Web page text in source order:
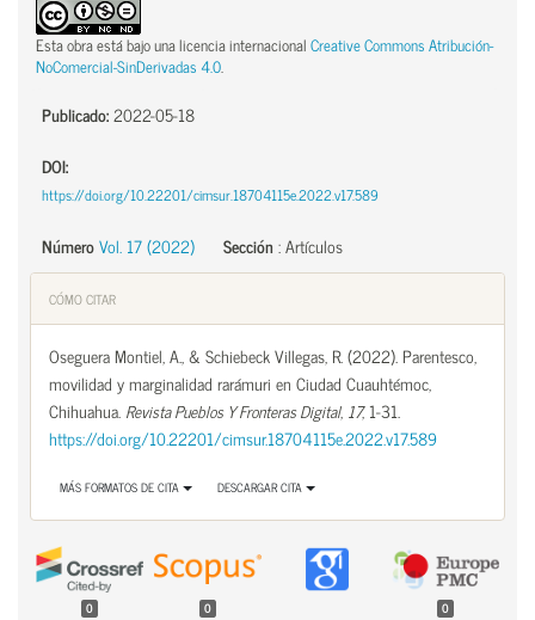
Esta obra está bajo una licencia internacionalCreative Commons Atribución-
NoComercial-SinDerivadas 4.0.
Publicado:2022-05-18
DOI:
https://doi.org/10.22201/cimsur.18704115e.2022.v17.589
NúmeroVol. 17 (2022) Sección :Artículos
CÓMO CITAR
Oseguera Montiel, A., & Schiebeck Villegas, R. (2022). Parentesco,
movilidad y marginalidad rarámuri en Ciudad Cuauhtémoc,
Chihuahua. Revista Pueblos Y Fronteras Digital, 17, 1-31.
https://doi.org/10.22201/cimsur.18704115e.2022.v17.589
MÁS FORMATOS DE CITA DESCARGAR CITA
0 0 0